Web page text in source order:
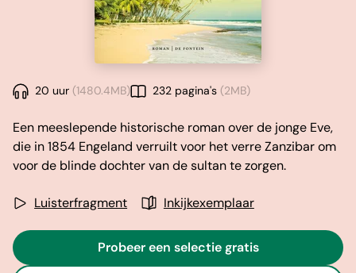
20 uur (1480.4MB) 232 pagina's (2MB)
Een meeslepende historische roman over de jonge Eve,
die in 1854 Engeland verruilt voor het verre Zanzibar om
voor de blinde dochter van de sultan te zorgen.
Luisterfragment Inkijkexemplaar
Probeer een selectie gratis